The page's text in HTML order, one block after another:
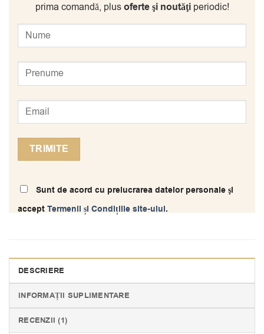
prima comandă, plusoferte şi noutăţiperiodic!
Sunt de acord cu prelucrarea datelor personale şi
acceptTermenii și Condițiile site-ului.
DESCRIERE
INFORMAȚII SUPLIMENTARE
RECENZII (1)